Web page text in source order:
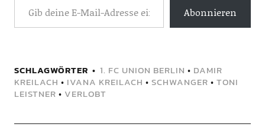
Abonnieren
SCHLAGWÖRTER 1. FC UNION BERLIN • DAMIR
KREILACH • IVANA KREILACH • SCHWANGER • TONI
LEISTNER • VERLOBT